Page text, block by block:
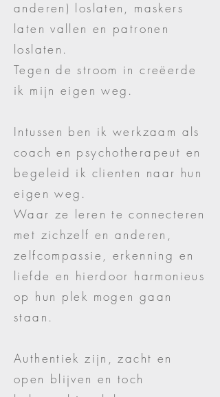
anderen) loslaten, maskers
laten vallen en patronen
loslaten.
Tegen de stroom in creëerde
ik mijn eigen weg.
Intussen ben ik werkzaam als
coach en psychotherapeut en
begeleid ik clienten naar hun
eigen weg.
Waar ze leren te connecteren
met zichzelf en anderen,
zelfcompassie, erkenning en
liefde en hierdoor harmonieus
op hun plek mogen gaan
staan.
Authentiek zijn, zacht en
open blijven en toch